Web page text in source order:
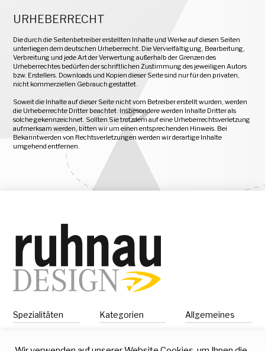
URHEBERRECHT
Die durch die Seitenbetreiber erstellten Inhalte und Werke auf diesen Seiten
unterliegen dem deutschen Urheberrecht. Die Vervielfältigung, Bearbeitung,
Verbreitung und jede Art der Verwertung außerhalb der Grenzen des
Urheberrechtes bedürfen der schriftlichen Zustimmung des jeweiligen Autors
bzw. Erstellers. Downloads und Kopien dieser Seite sind nur für den privaten,
nicht kommerziellen Gebrauch gestattet.
Soweit die Inhalte auf dieser Seite nicht vom Betreiber erstellt wurden, werden
die Urheberrechte Dritter beachtet. Insbesondere werden Inhalte Dritter als
solche gekennzeichnet. Sollten Sie trotzdem auf eine Urheberrechtsverletzung
aufmerksam werden, bitten wir um einen entsprechenden Hinweis. Bei
Bekanntwerden von Rechtsverletzungen werden wir derartige Inhalte
umgehend entfernen.
Spezialitäten Kategorien Allgemeines